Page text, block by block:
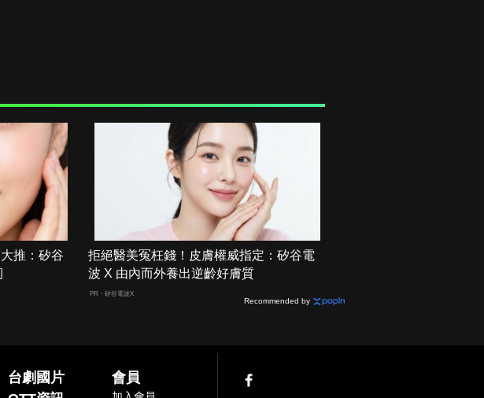
推：矽谷
拒絕醫美冤枉錢！皮膚權威指定：矽谷電
波 X 由內而外養出逆齡好膚質
PR・矽谷電波X
Recommended by
台劇國片
會員